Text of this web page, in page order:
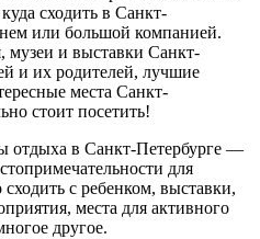
сходить в Санкт-
или большой компанией.
музеи и выставки Санкт-
и их родителей, лучшие
места Санкт-
стоит посетить!
отдыха в Санкт-Петербурге —
для
с ребенком, выставки,
места для активного
другое.